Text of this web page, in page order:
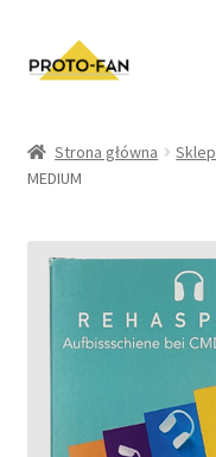
Kursy Stomatologiczne
O nas
Regulamin sklepu
Strona główna Sklep
MEDIUM